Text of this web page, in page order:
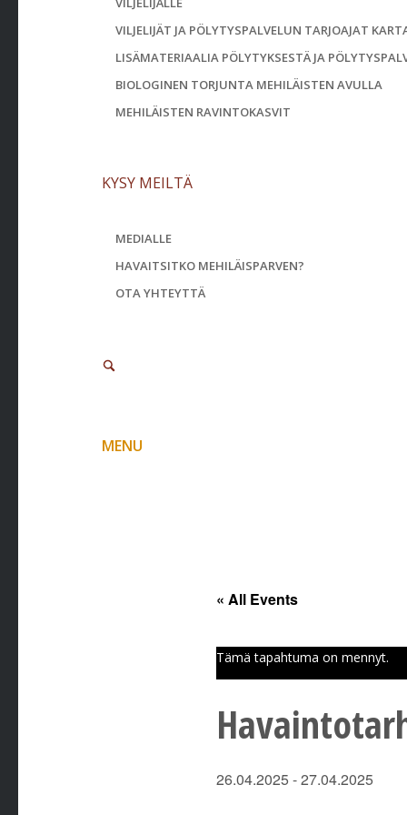
VILJELIJÄT JA PÖLYTYSPALVELUN TARJOAJAT
LISÄMATERIAALIA PÖLYTYKSESTÄ JA
BIOLOGINEN TORJUNTA MEHILÄISTEN AVULLA
MEHILÄISTEN RAVINTOKASVIT
KYSY MEILTÄ
MEDIALLE
HAVAITSITKO MEHILÄISPARVEN?
OTA YHTEYTTÄ
MENU
« All Events
Tämä tapahtuma on mennyt.
26.04.2025-27.04.2025